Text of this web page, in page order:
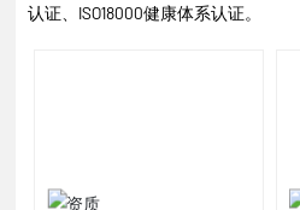
认证、ISO18000健康体系认证。